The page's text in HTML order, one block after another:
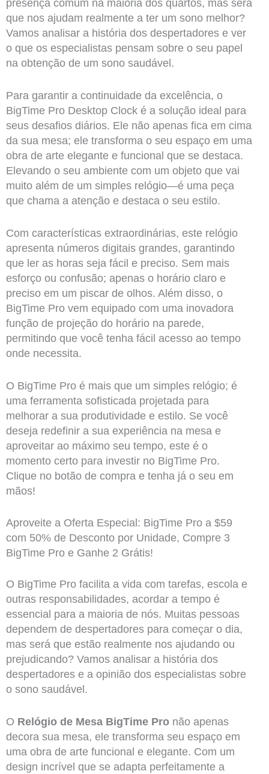
presença comum na maioria dos quartos, mas será
que nos ajudam realmente a ter um sono melhor?
Vamos analisar a história dos despertadores e ver
o que os especialistas pensam sobre o seu papel
na obtenção de um sono saudável.
Para garantir a continuidade da excelência, o
BigTime Pro Desktop Clock é a solução ideal para
seus desafios diários. Ele não apenas fica em cima
da sua mesa; ele transforma o seu espaço em uma
obra de arte elegante e funcional que se destaca.
Elevando o seu ambiente com um objeto que vai
muito além de um simples relógio—é uma peça
que chama a atenção e destaca o seu estilo.
Com características extraordinárias, este relógio
apresenta números digitais grandes, garantindo
que ler as horas seja fácil e preciso. Sem mais
esforço ou confusão; apenas o horário claro e
preciso em um piscar de olhos. Além disso, o
BigTime Pro vem equipado com uma inovadora
função de projeção do horário na parede,
permitindo que você tenha fácil acesso ao tempo
onde necessita.
O BigTime Pro é mais que um simples relógio; é
uma ferramenta sofisticada projetada para
melhorar a sua produtividade e estilo. Se você
deseja redefinir a sua experiência na mesa e
aproveitar ao máximo seu tempo, este é o
momento certo para investir no BigTime Pro.
Clique no botão de compra e tenha já o seu em
mãos!
Aproveite a Oferta Especial: BigTime Pro a $59
com 50% de Desconto por Unidade, Compre 3
BigTime Pro e Ganhe 2 Grátis!
O BigTime Pro facilita a vida com tarefas, escola e
outras responsabilidades, acordar a tempo é
essencial para a maioria de nós. Muitas pessoas
dependem de despertadores para começar o dia,
mas será que estão realmente nos ajudando ou
prejudicando? Vamos analisar a história dos
despertadores e a opinião dos especialistas sobre
o sono saudável.
O Relógio de Mesa BigTime Pronão apenas
decora sua mesa, ele transforma seu espaço em
uma obra de arte funcional e elegante. Com um
design incrível que se adapta perfeitamente a